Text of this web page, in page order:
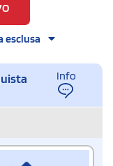
esclusa
Info